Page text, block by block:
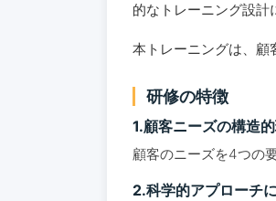
的なトレーニング設計
本トレーニングは、顧
研修の特徴
1.顧客ニーズの構造
顧客のニーズを4つの
2.科学的アプローチ